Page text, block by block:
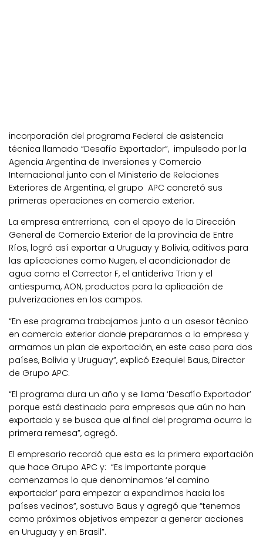
incorporación del programa Federal de asistencia
técnica llamado “Desafío Exportador”, impulsado por la
Agencia Argentina de Inversiones y Comercio
Internacional junto con el Ministerio de Relaciones
Exteriores de Argentina, el grupo APC concretó sus
primeras operaciones en comercio exterior.
La empresa entrerriana, con el apoyo de la Dirección
General de Comercio Exterior de la provincia de Entre
Ríos, logró así exportar a Uruguay y Bolivia, aditivos para
las aplicaciones como Nugen, el acondicionador de
agua como el Corrector F, el antideriva Trion y el
antiespuma, AON, productos para la aplicación de
pulverizaciones en los campos.
“En ese programa trabajamos junto a un asesor técnico
en comercio exterior donde preparamos a la empresa y
armamos un plan de exportación, en este caso para dos
países, Bolivia y Uruguay”, explicó Ezequiel Baus, Director
de Grupo APC.
“El programa dura un año y se llama ‘Desafío Exportador’
porque está destinado para empresas que aún no han
exportado y se busca que al final del programa ocurra la
primera remesa”, agregó.
El empresario recordó que esta es la primera exportación
que hace Grupo APC y: “Es importante porque
comenzamos lo que denominamos ‘el camino
exportador’ para empezar a expandirnos hacia los
países vecinos”, sostuvo Baus y agregó que “tenemos
como próximos objetivos empezar a generar acciones
en Uruguay y en Brasil”.